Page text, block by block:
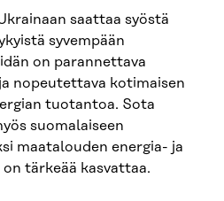
saattaa syöstä
syvempään
on parannettava
nopeutettava kotimaisen
tuotantoa. Sota
suomalaiseen
maatalouden energia- ja
tärkeää kasvattaa.